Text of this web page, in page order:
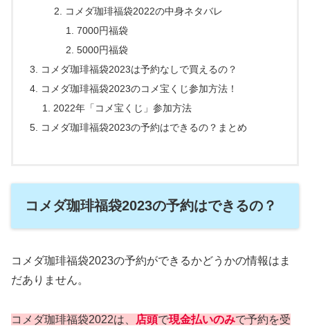
コメダ珈琲福袋2022の中身ネタバレ
7000円福袋
5000円福袋
コメダ珈琲福袋2023は予約なしで買えるの？
コメダ珈琲福袋2023のコメ宝くじ参加方法！
2022年「コメ宝くじ」参加方法
コメダ珈琲福袋2023の予約はできるの？まとめ
コメダ珈琲福袋2023の予約はできるの？
コメダ珈琲福袋2023の予約ができるかどうかの情報はま
だありません。
コメダ珈琲福袋2022は、 店頭で現金払いのみで予約を受